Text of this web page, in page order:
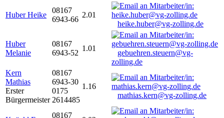
Huber Heike
08167
6943-66
2.01
heike.huber@vg-zolling.de
Huber
Melanie
08167
6943-52
1.01
gebuehren.steuern@vg-
zolling.de
Kern
Mathias
Erster
Bürgermeister
08167
6943-30
0175
2614485
1.16
mathias.kern@vg-zolling.de
08167